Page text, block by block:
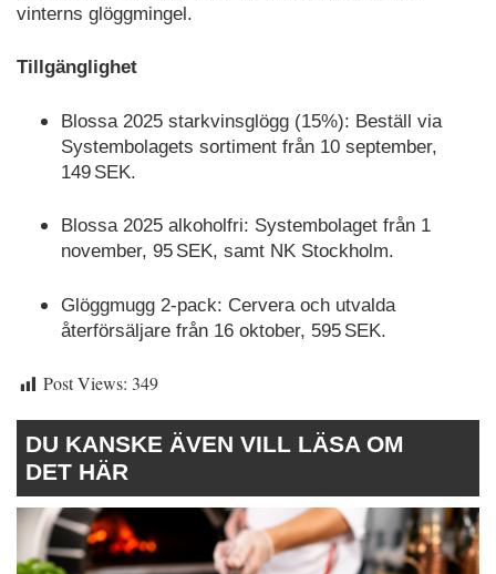
vinterns glöggmingel.
Tillgänglighet
Blossa 2025 starkvinsglögg (15%): Beställ via
Systembolagets sortiment från 10 september,
149 SEK.
Blossa 2025 alkoholfri: Systembolaget från 1
november, 95 SEK, samt NK Stockholm.
Glöggmugg 2-pack: Cervera och utvalda
återförsäljare från 16 oktober, 595 SEK.
Post Views: 349
DU KANSKE ÄVEN VILL LÄSA OM
DET HÄR